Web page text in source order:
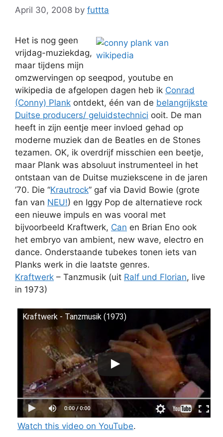
April 30, 2008 by futtta
Het is nog geen
vrijdag-muziekdag,
maar tijdens mijn
omzwervingen op seeqpod, youtube en
wikipedia de afgelopen dagen heb ik Conrad
(Conny) Plank ontdekt, één van de belangrijkste
Duitse producers/ geluidstechnici ooit. De man
heeft in zijn eentje meer invloed gehad op
moderne muziek dan de Beatles en de Stones
tezamen. OK, ik overdrijf misschien een beetje,
maar Plank was absoluut instrumenteel in het
ontstaan van de Duitse muziekscene in de jaren
’70. Die “Krautrock” gaf via David Bowie (grote
fan van NEU!) en Iggy Pop de alternatieve rock
een nieuwe impuls en was vooral met
bijvoorbeeld Kraftwerk, Can en Brian Eno ook
het embryo van ambient, new wave, electro en
dance. Onderstaande tubekes tonen iets van
Planks werk in die laatste genres.
Kraftwerk – Tanzmusik (uit Ralf und Florian, live
in 1973)
Kraftwerk - Tanzmusik (1973)
Watch this video on YouTube.